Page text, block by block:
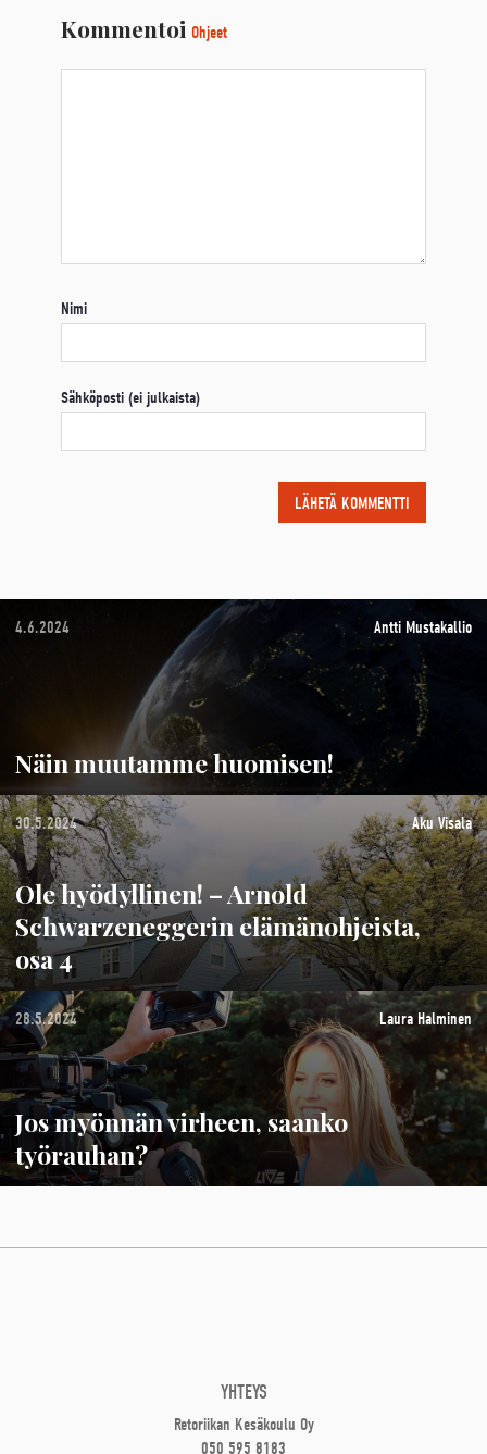
Kommentoi Ohjeet
Nimi
Sähköposti (ei julkaista)
4.6.2024 Antti Mustakallio
Näin muutamme huomisen!
30.5.2024 Aku Visala
Ole hyödyllinen! – Arnold
Schwarzeneggerin elämänohjeista,
osa 4
28.5.2024 Laura Halminen
Jos myönnän virheen, saanko
työrauhan?
YHTEYS
Retoriikan Kesäkoulu Oy
050 595 8183